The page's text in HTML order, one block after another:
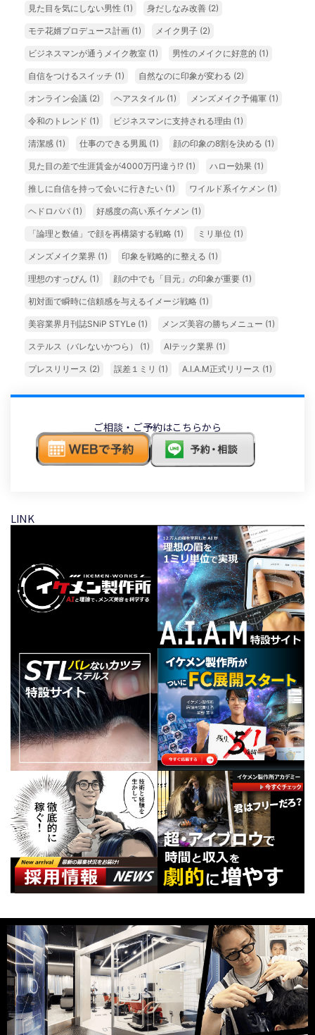
見た目を気にしない男性 (1) 身だしなみ改善 (2)
モテ花婿プロデュース計画 (1) メイク男子 (2)
ビジネスマンが通うメイク教室 (1) 男性のメイクに好意的 (1)
自信をつけるスイッチ (1) 自然なのに印象が変わる (2)
オンライン会議 (2) ヘアスタイル (1) メンズメイク予備軍 (1)
令和のトレンド (1) ビジネスマンに支持される理由 (1)
清潔感 (1) 仕事のできる男風 (1) 顔の印象の8割を決める (1)
見た目の差で生涯賃金が4000万円違う!? (1) ハロー効果 (1)
推しに自信を持って会いに行きたい (1) ワイルド系イケメン (1)
ヘドロパパ (1) 好感度の高い系イケメン (1)
「論理と数値」で顔を再構築する戦略 (1) ミリ単位 (1)
メンズメイク業界 (1) 印象を戦略的に整える (1)
理想のすっぴん (1) 顔の中でも「目元」の印象が重要 (1)
初対面で瞬時に信頼感を与えるイメージ戦略 (1)
美容業界月刊誌SNiP STYLe (1) メンズ美容の勝ちメニュー (1)
ステルス（バレないかつら） (1) AIテック業界 (1)
プレスリリース (2) 誤差１ミリ (1) A.I.A.M正式リリース (1)
ご相談・ご予約はこちらから
LINK